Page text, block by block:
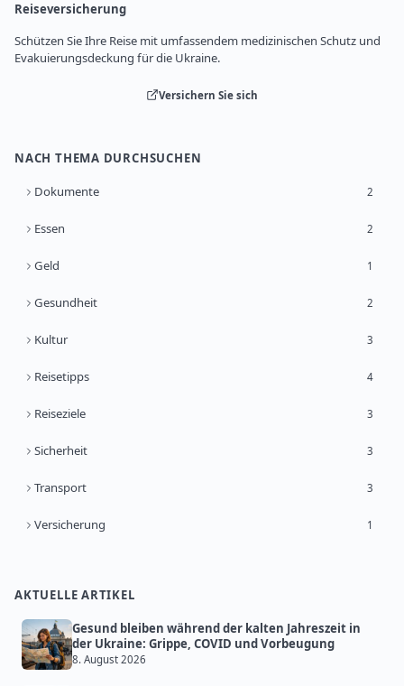
Reiseversicherung
Schützen Sie Ihre Reise mit umfassendem medizinischen Schutz und
Evakuierungsdeckung für die Ukraine.
Versichern Sie sich
NACH THEMA DURCHSUCHEN
Dokumente 2
Essen 2
Geld 1
Gesundheit 2
Kultur 3
Reisetipps 4
Reiseziele 3
Sicherheit 3
Transport 3
Versicherung 1
AKTUELLE ARTIKEL
Gesund bleiben während der kalten Jahreszeit in
der Ukraine: Grippe, COVID und Vorbeugung
8. August 2026